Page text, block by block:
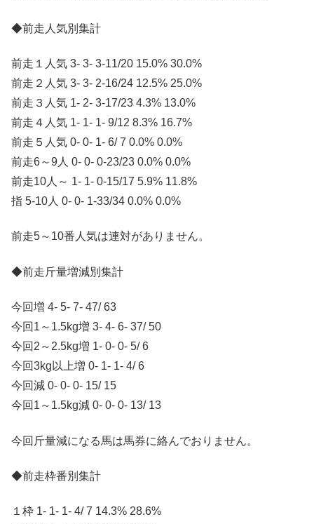
◆前走人気別集計
前走１人気 3- 3- 3-11/20 15.0% 30.0%
前走２人気 3- 3- 2-16/24 12.5% 25.0%
前走３人気 1- 2- 3-17/23 4.3% 13.0%
前走４人気 1- 1- 1- 9/12 8.3% 16.7%
前走５人気 0- 0- 1- 6/ 7 0.0% 0.0%
前走6～9人 0- 0- 0-23/23 0.0% 0.0%
前走10人～ 1- 1- 0-15/17 5.9% 11.8%
指 5-10人 0- 0- 1-33/34 0.0% 0.0%
前走5～10番人気は連対がありません。
◆前走斤量増減別集計
今回増 4- 5- 7- 47/ 63
今回1～1.5kg増 3- 4- 6- 37/ 50
今回2～2.5kg増 1- 0- 0- 5/ 6
今回3kg以上増 0- 1- 1- 4/ 6
今回減 0- 0- 0- 15/ 15
今回1～1.5kg減 0- 0- 0- 13/ 13
今回斤量減になる馬は馬券に絡んでおりません。
◆前走枠番別集計
１枠 1- 1- 1- 4/ 7 14.3% 28.6%